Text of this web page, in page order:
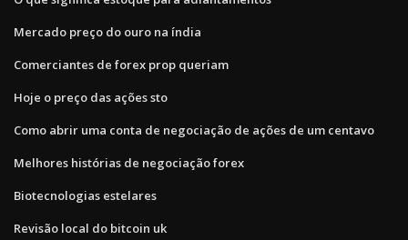
Mercado preço do ouro na índia
Comerciantes de forex prop queriam
Hoje o preço das ações sto
Como abrir uma conta de negociação de ações de um centavo
Melhores histórias de negociação forex
Biotecnologias estelares
Revisão local do bitcoin uk